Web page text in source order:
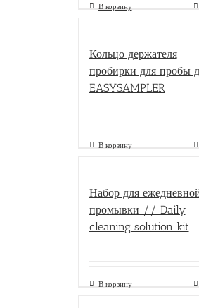
В корзину
Кольцо держателя
пробирки для пробы
EASYSAMPLER
В корзину
Набор для
промывки // Daily
cleaning solution kit
В корзину